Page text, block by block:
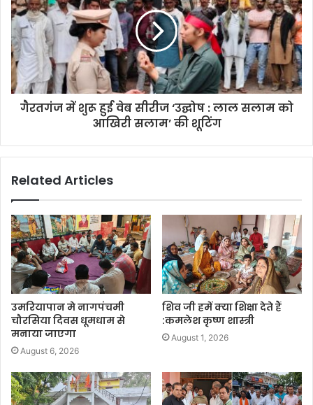
गैरतगंज में शुरू हुई वेब सीरीज ‘उद्घोष : लाल सलाम को
आखिरी सलाम’ की शूटिंग
Related Articles
उमरियापान मे नागपंचमी
चौरसिया दिवस धूमधाम से
मनाया जाएगा
August 6, 2026
शिव जी हमें क्या शिक्षा देते हैं
:कमलेश कृष्ण शास्त्री
August 1, 2026